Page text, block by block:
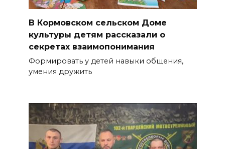
В Кормовском сельском Доме
культуры детям рассказали о
секретах взаимопонимания
Формировать у детей навыки общения,
умения дружить